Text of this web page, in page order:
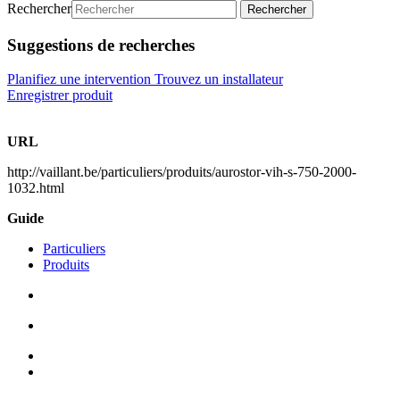
Rechercher
Rechercher
Suggestions de recherches
Planifiez une intervention Trouvez un installateur
Enregistrer produit
URL
http://vaillant.be/particuliers/produits/aurostor-vih-s-750-2000-
1032.html
Guide
Particuliers
Produits